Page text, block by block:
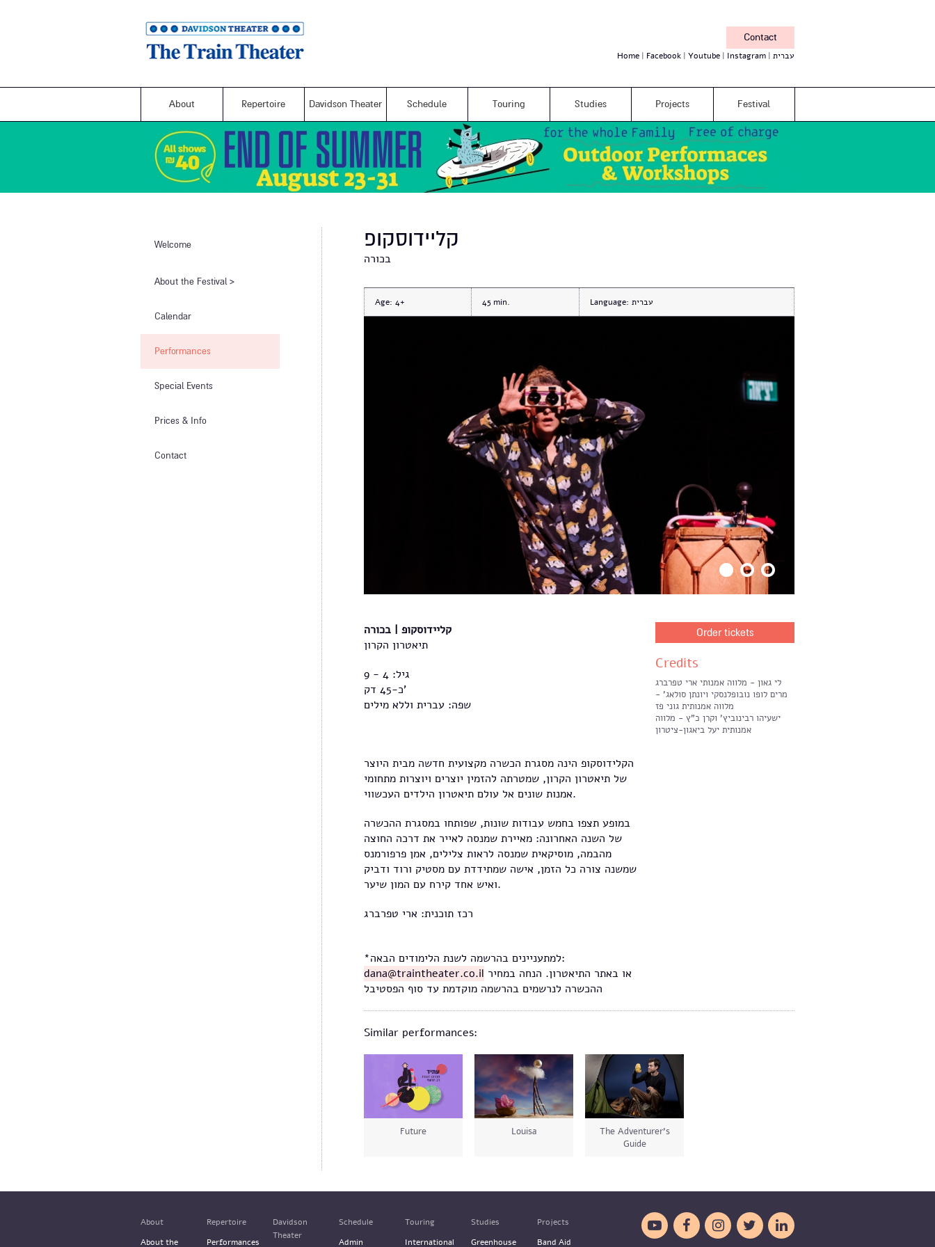
Contact
Home Facebook Youtube Instagram עברית
About Repertoire Davidson Theater Schedule Touring Studies Projects Festival
Welcome
​About the Festival​
Calendar
Performances
Special Events
Prices & Info​
Contact
קליידוסקופ
בכורה
Age: 4+ 45 Language: עברית
קליידוסקופ | בכורה
תיאטרון הקרון
גיל: 4 - 9
כ-45 דק'
שפה: עברית וללא מילים
הקלידוסקופ הינה מסגרת הכשרה מקצועית חדשה מבית היוצר
של תיאטרון הקרון, שמטרתה להזמין יוצרים ויוצרות מתחומי
אמנות שונים אל עולם תיאטרון הילדים העכשווי.
במופע תצפו בחמש עבודות שונות, שפותחו במסגרת ההכשרה
של השנה האחרונה: מאיירת שמנסה לאייר את דרכה החוצה
מהבמה, מוסיקאית שמנסה לראות צלילים, אמן פרפורמנס
שמשנה צורה כל הזמן, אישה שמתידדת עם מסטיק ורוד ודביק
ואיש אחד קירח עם המון שיער.
רכז תוכנית: ארי טפרברג
*למתעניינים בהרשמה לשנת הלימודים הבאה:
dana@traintheater.co.il
ההכשרה לנרשמים בהרשמה מוקדמת עד סוף הפסטיבל
Order tickets
Credits
לי גאון - מלווה אמנותי ארי טפרברג
מרים לופו נובופלנסקי ויונתן סולאג' -
מלווה אמנותית גוני פז
ישעיהו רבינוביץ' וקרן כ"ץ - מלווה
אמנותית יעל ביאגון-ציטרון
Similar performances:
Future Louisa
The Adventurer’s
Guide
About
About the
Repertoire
Performances
Davidson
Theater
Schedule
Admin
Touring
International
Studies
Greenhouse
Projects
Band Aid
    